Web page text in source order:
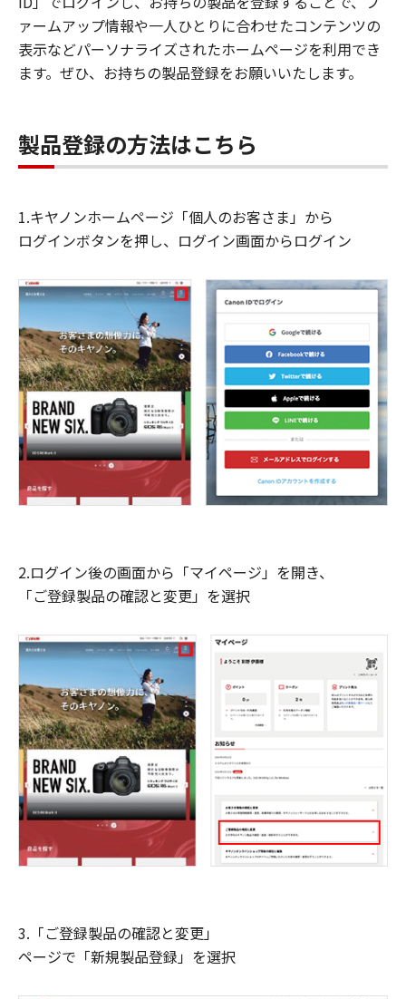
ァームアップ情報や一人ひとりに合わせたコンテンツの
表示などパーソナライズされたホームページを利用でき
ます。ぜひ、お持ちの製品登録をお願いいたします。
製品登録の方法はこちら
1.キヤノンホームページ「個人のお客さま」から
ログインボタンを押し、ログイン画面からログイン
2.ログイン後の画面から「マイページ」を開き、
「ご登録製品の確認と変更」を選択
3.「ご登録製品の確認と変更」
ページで「新規製品登録」を選択